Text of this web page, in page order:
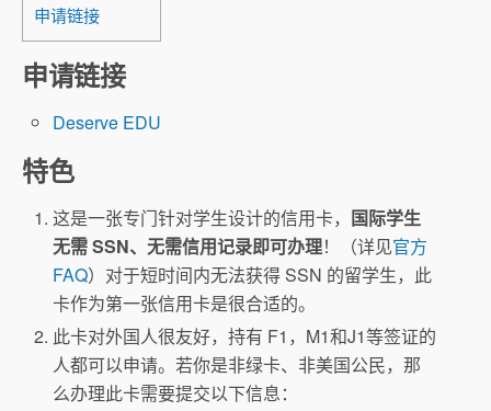
申请链接
申请链接
Deserve EDU
特色
这是一张专门针对学生设计的信用卡， 国际学生
无需 SSN、无需信用记录即可办理！（详见官方
FAQ）对于短时间内无法获得 SSN 的留学生，此
卡作为第一张信用卡是很合适的。
此卡对外国人很友好，持有 F1，M1和J1等签证的
人都可以申请。若你是非绿卡、非美国公民，那
么办理此卡需要提交以下信息：